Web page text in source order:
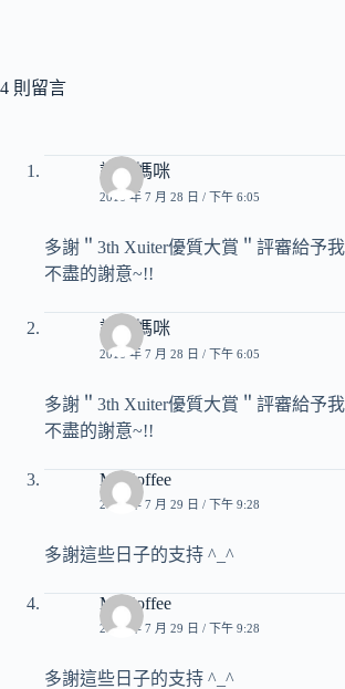
4 則留言
詩心媽咪
2016 年 7 月 28 日 / 下午 6:05
多謝＂3th Xuiter優質大賞＂評審給予
不盡的謝意~!!
詩心媽咪
2016 年 7 月 28 日 / 下午 6:05
多謝＂3th Xuiter優質大賞＂評審給予
不盡的謝意~!!
Mr.Coffee
2016 年 7 月 29 日 / 下午 9:28
多謝這些日子的支持 ^_^
Mr.Coffee
2016 年 7 月 29 日 / 下午 9:28
多謝這些日子的支持 ^_^